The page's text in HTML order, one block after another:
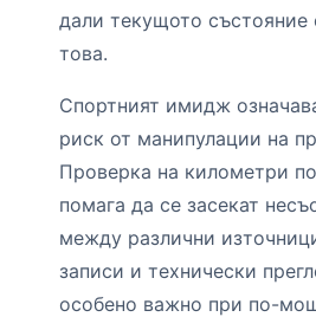
дали текущото състояние
това.
Спортният имидж
риск от манипулации на
Проверка на километри
помага да се засекат
между различни
записи и технически
особено важно при по-